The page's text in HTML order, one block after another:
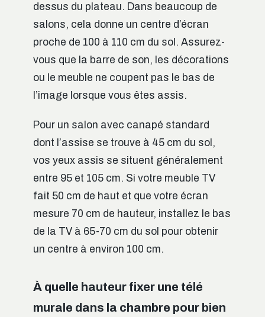
dessus du plateau. Dans beaucoup de
salons, cela donne un centre d’écran
proche de 100 à 110 cm du sol. Assurez-
vous que la barre de son, les décorations
ou le meuble ne coupent pas le bas de
l’image lorsque vous êtes assis.
Pour un salon avec canapé standard
dont l’assise se trouve à 45 cm du sol,
vos yeux assis se situent généralement
entre 95 et 105 cm. Si votre meuble TV
fait 50 cm de haut et que votre écran
mesure 70 cm de hauteur, installez le bas
de la TV à 65-70 cm du sol pour obtenir
un centre à environ 100 cm.
À quelle hauteur fixer une télé
murale dans la chambre pour bien